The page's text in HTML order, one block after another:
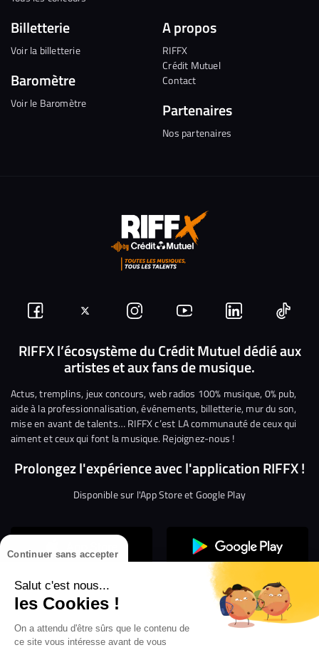
Continuer sans accepter
Salut c'est nous...
les Cookies !
On a attendu d'être sûrs que le contenu de
ce site vous intéresse avant de vous
Billetterie
Voir la billetterie
Baromètre
Voir le Baromètre
A propos
RIFFX
Crédit Mutuel
Contact
Partenaires
Nos partenaires
Suivez-
nous
Facebook
Suivez-
nous
sur
Twitter
Nous
rejoindre
sur
Instagram
Nous
rejoindre
sur
YouTube
Nous
rejoindre
sur
Linkedin
Nous
RIFFX l’écosystème du Crédit Mutuel dédié aux
artistes et aux fans de musique.
Actus, tremplins, jeux concours, web radios 100% musique, 0% pub,
aide à la professionnalisation, événements, billetterie, mur du son,
mise en avant de talents… RIFFX c’est LA communauté de ceux qui
aiment et ceux qui font la musique. Rejoignez-nous !
Prolongez l'expérience avec l'application RIFFX !
Disponible sur l'App Store et Google Play
Confidentialité
Gestion des cookies